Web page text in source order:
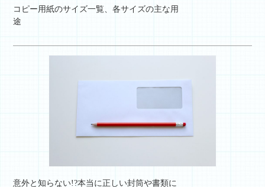
コピー用紙のサイズ一覧、各サイズの主な用
途
意外と知らない!?本当に正しい封筒や書類に